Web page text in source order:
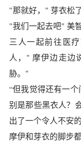
"那就好，" 芽衣松
"我们一起去吧" 美
三人一起前往医
人，" 摩伊边走边
胁。"
“但我觉得还有一
别是那些黑衣人？
出了一个令人不安
摩伊和芽衣的脚步